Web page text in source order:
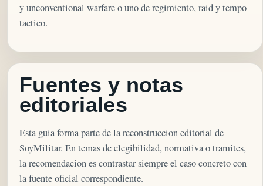
y unconventional warfare o uno de regimiento, raid y tempo
tactico.
Fuentes y notas
editoriales
Esta guia forma parte de la reconstruccion editorial de
SoyMilitar. En temas de elegibilidad, normativa o tramites,
la recomendacion es contrastar siempre el caso concreto con
la fuente oficial correspondiente.